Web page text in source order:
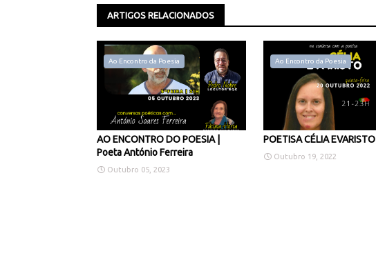
ARTIGOS RELACIONADOS
Ao Encontro da Poesia
AO ENCONTRO DO POESIA |
Poeta António Ferreira
Outubro 05, 2023
Ao Encontro da Poesia
POETISA CÉLIA EVARISTO
Outubro 19, 2022